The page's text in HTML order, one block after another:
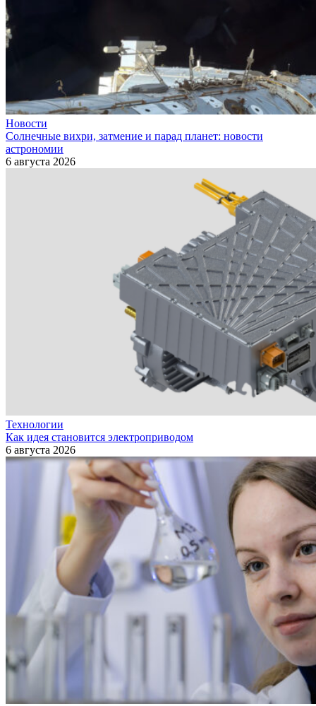
Новости
Солнечные вихри, затмение и парад планет: новости
астрономии
6 августа 2026
Технологии
Как идея становится электроприводом
6 августа 2026